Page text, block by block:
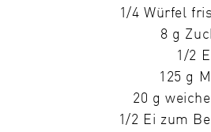
1/4 Würfel
8 g
1/2
125 g
20 g
1/2 Ei zum